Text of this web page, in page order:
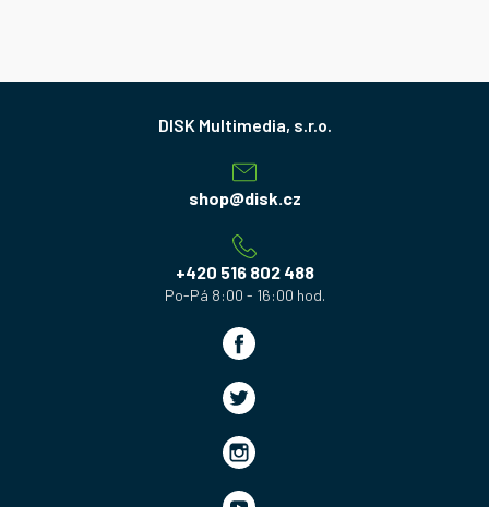
shop@disk.cz
+420 516 802 488